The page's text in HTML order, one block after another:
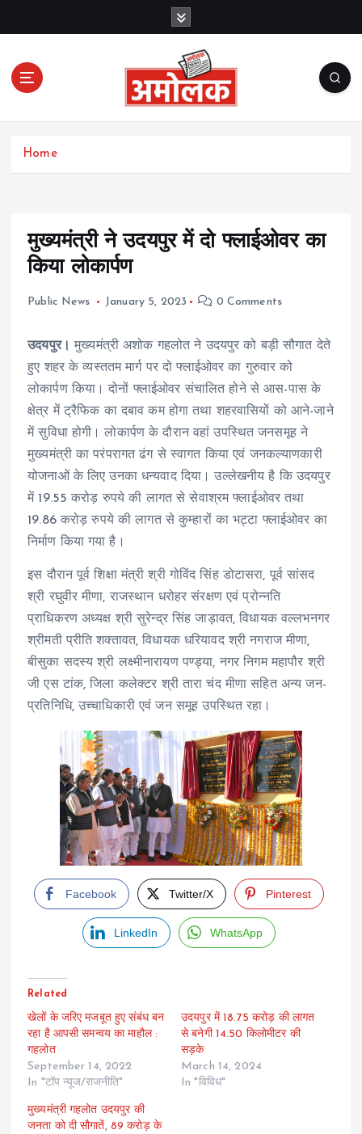
c
Amolak News
Home
मुख्यमंत्री ने उदयपुर में दो फ्लाईओवर का
किया लोकार्पण
Public News January 5, 2023 0 Comments
उदयपुर।मुख्यमंत्री अशोक गहलोत ने उदयपुर को बड़ी सौगात देते
हुए शहर के व्यस्ततम मार्ग पर दो फ्लाईओवर का गुरुवार को
लोकार्पण किया। दोनों फ्लाईओवर संचालित होने से आस-पास के
क्षेत्र में ट्रैफिक का दबाव कम होगा तथा शहरवासियों को आने-जाने
में सुविधा होगी। लोकार्पण के दौरान वहां उपस्थित जनसमूह ने
मुख्यमंत्री का परंपरागत ढंग से स्वागत किया एवं जनकल्याणकारी
योजनाओं के लिए उनका धन्यवाद दिया। उल्लेखनीय है कि उदयपुर
में 19.55 करोड़ रुपये की लागत से सेवाश्रम फ्लाईओवर तथा
19.86 करोड़ रुपये की लागत से कुम्हारों का भट्टा फ्लाईओवर का
निर्माण किया गया है।
इस दौरान पूर्व शिक्षा मंत्री श्री गोविंद सिंह डोटासरा, पूर्व सांसद
श्री रघुवीर मीणा, राजस्थान धरोहर संरक्षण एवं प्रोन्नति
प्राधिकरण अध्यक्ष श्री सुरेन्द्र सिंह जाड़ावत, विधायक वल्लभनगर
श्रीमती प्रीति शक्तावत, विधायक धरियावद श्री नगराज मीणा,
बीसुका सदस्य श्री लक्ष्मीनारायण पण्ड्या, नगर निगम महापौर श्री
जी एस टांक, जिला कलेक्टर श्री तारा चंद मीणा सहित अन्य जन-
प्रतिनिधि, उच्चाधिकारी एवं जन समूह उपस्थित रहा।
Facebook Twitter/X Pinterest
LinkedIn WhatsApp
Related
खेलों के जरिए मजबूत हुए संबंध बन
रहा है आपसी समन्वय का माहौल :
गहलोत
September 14, 2022
In "टॉप न्यूज/राजनीति"
उदयपुर में 18.75 करोड़ की लागत
से बनेगी 14.50 किलोमीटर की
सड़के
March 14, 2024
In "विविध"
मुख्यमंत्री गहलोत उदयपुर की
जनता को दी सौगातें, 89 करोड़ के